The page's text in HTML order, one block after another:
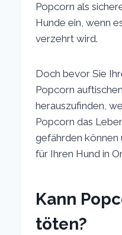
Popcorn als
Hunde ein, wenn
verzehrt wird.
Doch bevor Sie
Popcorn
herauszufinden,
Popcorn das
gefährden können
für Ihren Hund in
Kann
töten?